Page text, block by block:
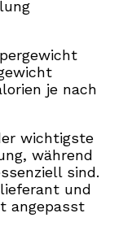
je nach
wichtigste
während
sind.
und
angepasst